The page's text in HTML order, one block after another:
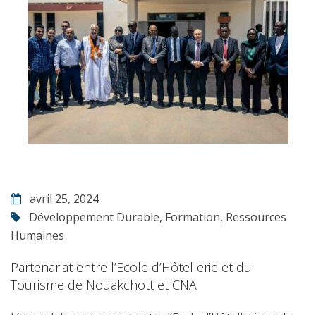
avril 25, 2024
Développement Durable, Formation, Ressources
Humaines
Partenariat entre l’Ecole d’Hôtellerie et du
Tourisme de Nouakchott et CNA